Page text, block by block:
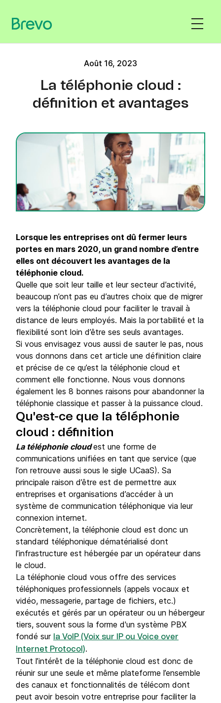
Août 16, 2023
La téléphonie cloud :
définition et avantages
Lorsque les entreprises ont dû fermer leurs
portes en mars 2020, un grand nombre d’entre
elles ont découvert les avantages de la
téléphonie cloud.
Quelle que soit leur taille et leur secteur d’activité,
beaucoup n’ont pas eu d’autres choix que de migrer
vers la téléphonie cloud pour faciliter le travail à
distance de leurs employés. Mais la portabilité et la
flexibilité sont loin d’être ses seuls avantages.
Si vous envisagez vous aussi de sauter le pas, nous
vous donnons dans cet article une définition claire
et précise de ce qu’est la téléphonie cloud et
comment elle fonctionne. Nous vous donnons
également les 8 bonnes raisons pour abandonner la
téléphonie classique et passer à la puissance cloud.
Qu'est-ce que la téléphonie
cloud : définition
La téléphonie cloudest une forme de
communications unifiées en tant que service (que
l’on retrouve aussi sous le sigle UCaaS). Sa
principale raison d’être est de permettre aux
entreprises et organisations d’accéder à un
système de communication téléphonique via leur
connexion internet.
Concrètement, la téléphonie cloud est donc un
standard téléphonique dématérialisé dont
l’infrastructure est hébergée par un opérateur dans
le cloud.
La téléphonie cloud vous offre des services
téléphoniques professionnels (appels vocaux et
vidéo, messagerie, partage de fichiers, etc.)
exécutés et gérés par un opérateur ou un hébergeur
tiers, souvent sous la forme d'un système PBX
fondé sur la VoIP (Voix sur IP ou Voice over
Internet Protocol).
Tout l’intérêt de la téléphonie cloud est donc de
réunir sur une seule et même plateforme l’ensemble
des canaux et fonctionnalités de télécom dont
peut avoir besoin votre entreprise pour faciliter la